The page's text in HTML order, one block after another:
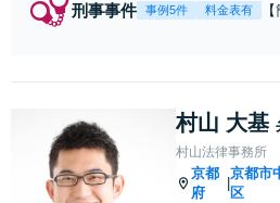
刑事事件 事例5件 料金表有
ジ
し
村山 大基
村山法律事務所
京都
府
|
京都市
区